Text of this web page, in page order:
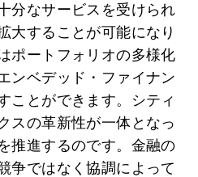
分なサービスを受けられ
大することが可能になり
ポートフォリオの多様化
ンベデッド・ファイナン
ことができます。シティ
スの革新性が一体となっ
推進するのです。金融の
争ではなく協調によって